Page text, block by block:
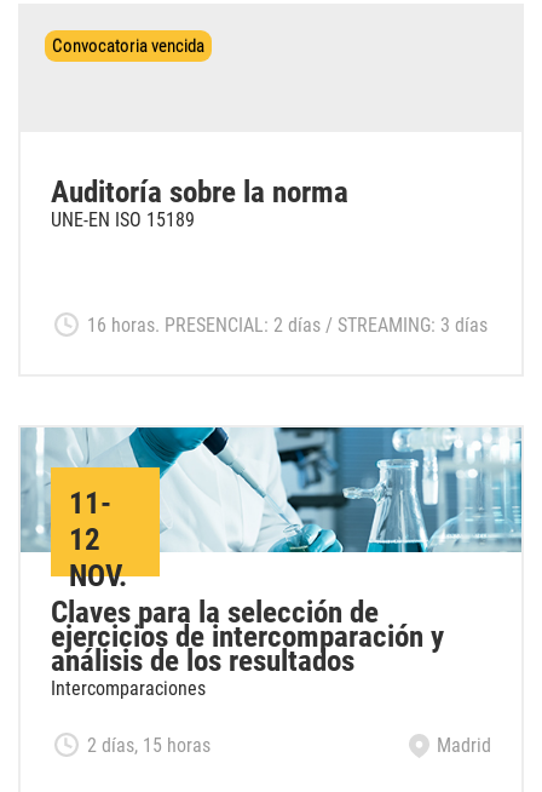
Convocatoria vencida
Auditoría sobre la norma
UNE-EN ISO 15189
16 horas. PRESENCIAL: 2 días / STREAMING: 3 días
11-
12
NOV.
Claves para la selección de
ejercicios de intercomparación y
análisis de los resultados
Intercomparaciones
2 días, 15 horas Madrid